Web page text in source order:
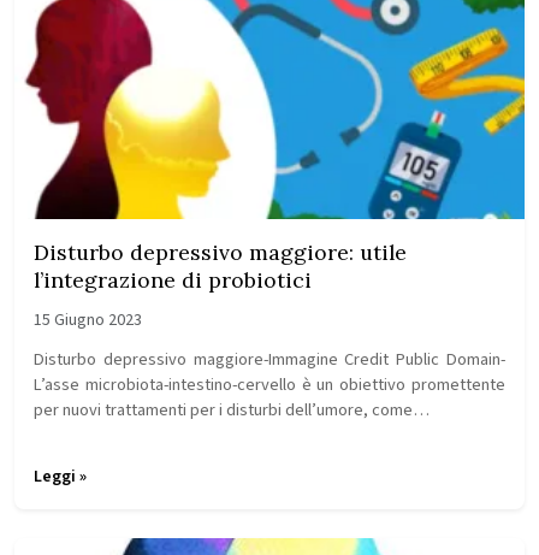
Disturbo depressivo maggiore: utile
l’integrazione di probiotici
15 Giugno 2023
Disturbo depressivo maggiore-Immagine Credit Public Domain-
L’asse microbiota-intestino-cervello è un obiettivo promettente
per nuovi trattamenti per i disturbi dell’umore, come…
Leggi »